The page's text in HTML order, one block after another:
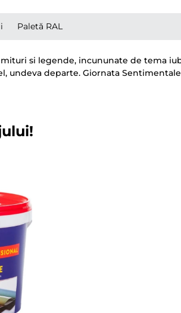
Paletă RAL
si legende, incununate de tema
undeva departe. Giornata